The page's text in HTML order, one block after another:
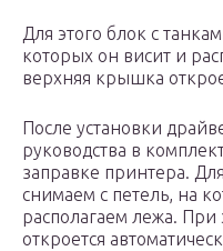
Для этого блок с
которых он висит и
верхняя крышка
После установки
руководства в
заправке принтера.
снимаем с петель, на
располагаем лежа.
откроется